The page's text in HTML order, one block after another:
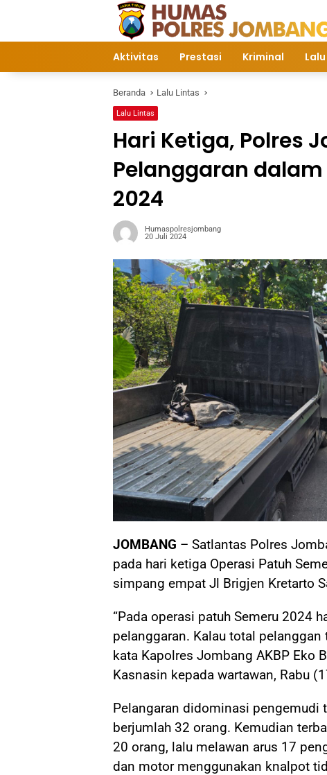
Aktivitas Prestasi Kriminal
Beranda Lalu Lintas
Lalu Lintas
Hari Ketiga, Polres
Pelanggaran
2024
Humaspolresjombang
20 Juli 2024
JOMBANG – Satlantas Polres
pada hari ketiga Operasi Patuh
simpang empat Jl Brigjen Kretarto
“Pada operasi patuh Semeru 2024
pelanggaran. Kalau total pelanggan
kata Kapolres Jombang AKBP Eko
Kasnasin kepada wartawan, Rabu
Pelangaran didominasi pengemudi
berjumlah 32 orang. Kemudian
20 orang, lalu melawan arus 17
dan motor menggunakan knalpot